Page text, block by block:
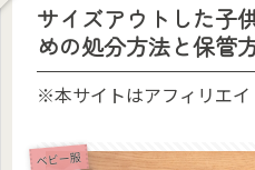
サイズアウトした子
めの処分方法と保管
※本サイトはアフィリエイ
ベビー服